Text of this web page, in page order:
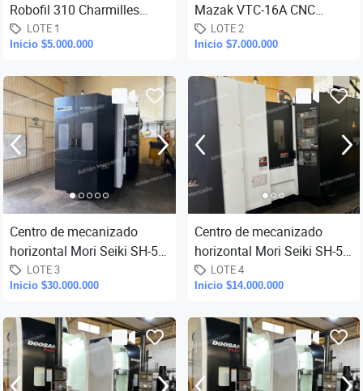
Robofil 310 Charmilles
Technologies CNC.
Recorrido eje X: 400 mm,
LOTE 1
Inicio $5.000.000
Mazak VTC-16A CNC
Mazatrol. Velocidad
máxima de giro del husillo
LOTE 2
Inicio $7.000.000
Centro de mecanizado
horizontal Mori Seiki SH-50,
con control Fanuc.
Recorridos: eje X 630 mm,
LOTE 3
Inicio $30.000.000
Centro de mecanizado
horizontal Mori Seiki SH-50,
con control Fanuc.
Recorridos: eje X 630 mm,
LOTE 4
Inicio $14.000.000